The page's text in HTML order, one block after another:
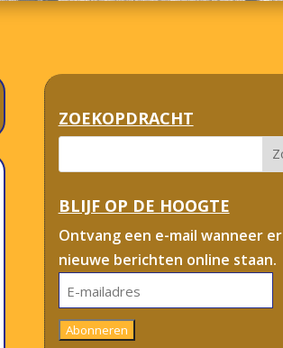
ZOEKOPDRACHT
BLIJF OP DE HOOGTE
Ontvang een e-mail wanneer er
nieuwe berichten online staan.
E-
mailadres
Abonneren